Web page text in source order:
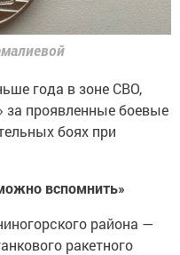
года в зоне СВО,
за проявленные боевые
боях при
вспомнить»
района —
ракетного